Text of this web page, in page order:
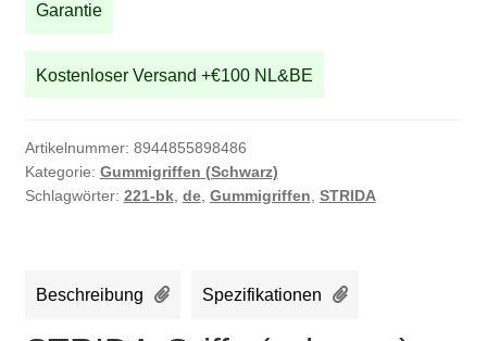
Garantie
Kostenloser Versand +€100 NL&BE
Artikelnummer: 8944855898486
Kategorie: Gummigriffen (Schwarz)
Schlagwörter: 221-bk, de, Gummigriffen STRIDA
Beschreibung Spezifikationen